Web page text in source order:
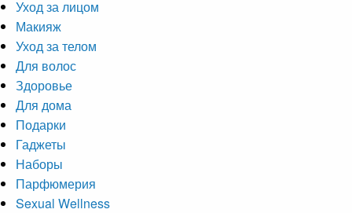
Уход за лицом
Макияж
Уход за телом
Для волос
Здоровье
Для дома
Подарки
Гаджеты
Наборы
Парфюмерия
Sexual Wellness